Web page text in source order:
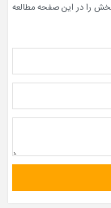
را در این صفحه مطالعه